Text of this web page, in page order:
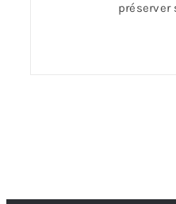
préserver